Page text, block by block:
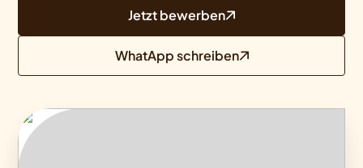
Jetzt bewerben
WhatApp schreiben